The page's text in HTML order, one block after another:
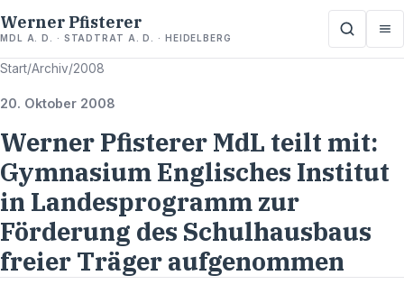
Werner Pfisterer
MDL A. D. · STADTRAT A. D. · HEIDELBERG
Start/Archiv/2008
20. Oktober 2008
Werner Pfisterer MdL teilt mit:
Gymnasium Englisches Institut
in Landesprogramm zur
Förderung des Schulhausbaus
freier Träger aufgenommen